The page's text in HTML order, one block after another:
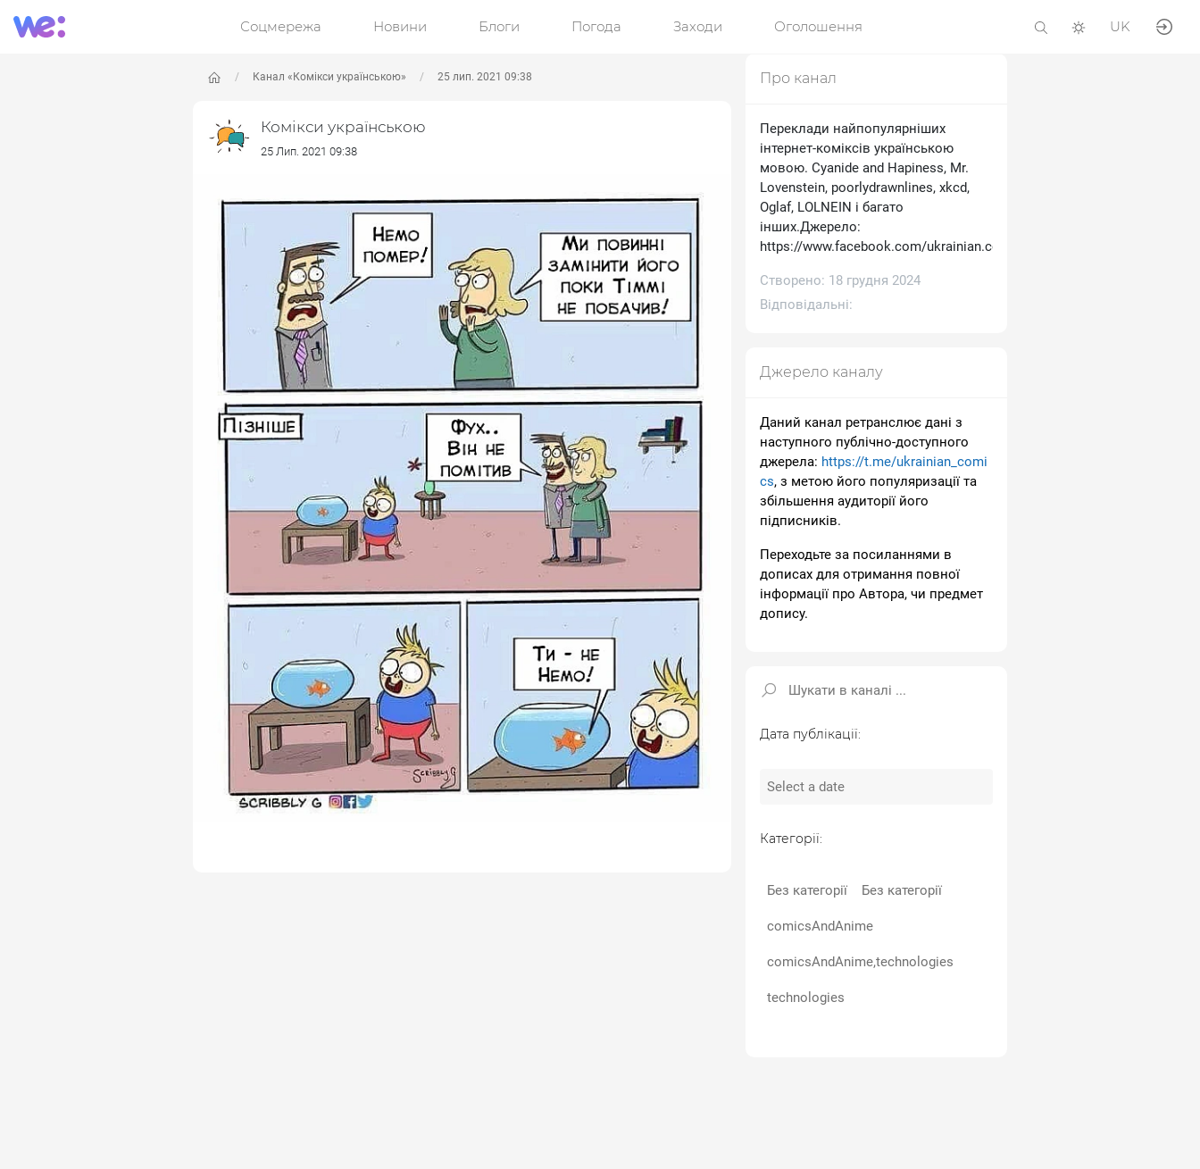
Соцмережа Новини Блоги Погода Заходи Оголошення UK
Канал «Комікси українською» 25 лип. 2021 09:38
Комікси українською
25 Лип. 2021 09:38
Про канал
Переклади найпопулярніших
інтернет-коміксів українською
мовою. Cyanide and Hapiness, Mr.
Lovenstein, poorlydrawnlines, xkcd,
Oglaf, LOLNEIN і багато
інших.Джерело:
https://www.facebook.com/ukrainian.comics
Створено: 18 грудня 2024
Відповідальні:
Джерело каналу
Даний канал ретранслює дані з
наступного публічно-доступного
джерела: https://t.me/ukrainian_comi
cs, з метою його популяризації та
збільшення аудиторії його
підписників.
Переходьте за посиланнями в
дописах для отримання повної
інформації про Автора, чи предмет
допису.
Дата публікації:
Категорії:
Без категорії Без категорії
comicsAndAnime
comicsAndAnime,technologies
technologies